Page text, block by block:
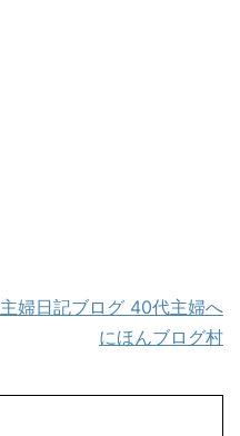
にほんブログ村